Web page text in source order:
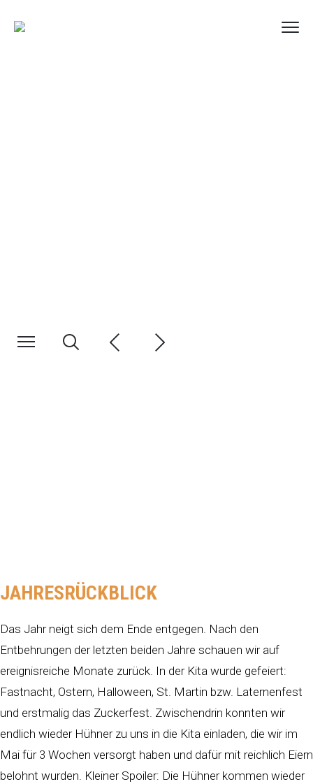
JAHRESRÜCKBLICK
Das Jahr neigt sich dem Ende entgegen. Nach den
Entbehrungen der letzten beiden Jahre schauen wir auf
ereignisreiche Monate zurück. In der Kita wurde gefeiert:
Fastnacht, Ostern, Halloween, St. Martin bzw. Laternenfest
und erstmalig das Zuckerfest. Zwischendrin konnten wir
endlich wieder Hühner zu uns in die Kita einladen, die wir im
Mai für 3 Wochen versorgt haben und dafür mit reichlich Eiern
belohnt wurden. Kleiner Spoiler: Die Hühner kommen wieder